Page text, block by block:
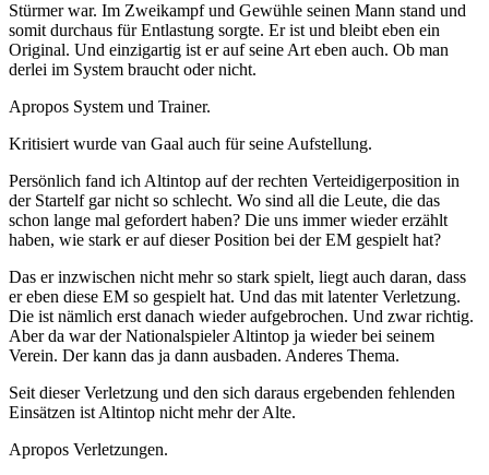
Stürmer war. Im Zweikampf und Gewühle seinen Mann stand und
somit durchaus für Entlastung sorgte. Er ist und bleibt eben ein
Original. Und einzigartig ist er auf seine Art eben auch. Ob man
derlei im System braucht oder nicht.
Apropos System und Trainer.
Kritisiert wurde van Gaal auch für seine Aufstellung.
Persönlich fand ich Altintop auf der rechten Verteidigerposition in
der Startelf gar nicht so schlecht. Wo sind all die Leute, die das
schon lange mal gefordert haben? Die uns immer wieder erzählt
haben, wie stark er auf dieser Position bei der EM gespielt hat?
Das er inzwischen nicht mehr so stark spielt, liegt auch daran, dass
er eben diese EM so gespielt hat. Und das mit latenter Verletzung.
Die ist nämlich erst danach wieder aufgebrochen. Und zwar richtig.
Aber da war der Nationalspieler Altintop ja wieder bei seinem
Verein. Der kann das ja dann ausbaden. Anderes Thema.
Seit dieser Verletzung und den sich daraus ergebenden fehlenden
Einsätzen ist Altintop nicht mehr der Alte.
Apropos Verletzungen.